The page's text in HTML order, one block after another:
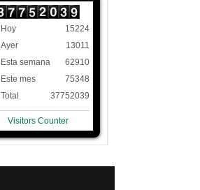
Hoy
Ayer
Esta semana
Este mes
Total
15224
13011
62910
75348
37752039
Visitors Counter